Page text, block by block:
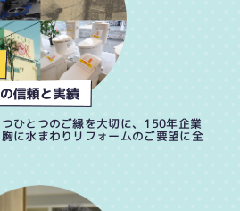
ひとつのご縁を大切に、150年企業
に水まわりリフォームのご要望に全